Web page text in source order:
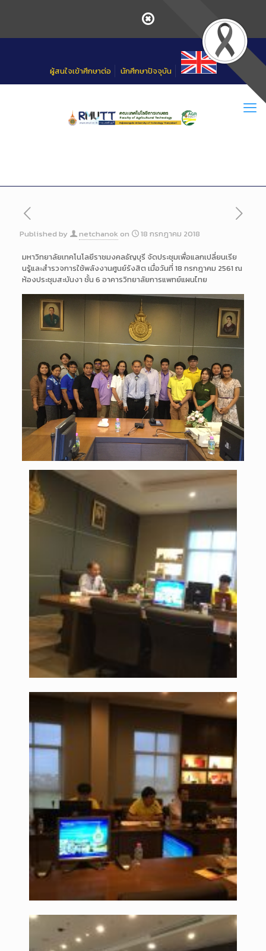
ผู้สนใจเข้าศึกษาต่อ นักศึกษาปัจจุบัน
Published by netchanok on 18 กรกฎาคม 2018
มหาวิทยาลัยเทคโนโลยีราชมงคลธัญบุรี จัดประชุมเพื่อแลกเปลี่ยนเรีย
นรู้และสำรวจการใช้พลังงานศูนย์รังสิต เมื่อวันที่ 18 กรกฎาคม 2561 ณ
ห้องประชุมสะบันงา ชั้น 6 อาคารวิทยาลัยการแพทย์แผนไทย